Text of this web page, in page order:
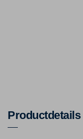
Productdetails